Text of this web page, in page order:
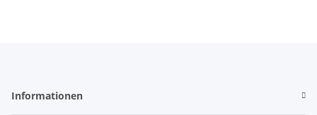
Informationen